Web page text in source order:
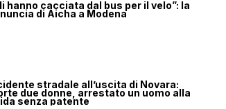
hanno cacciata dal bus per il velo”: la
di Aicha a Modena
stradale all’uscita di Novara:
due donne, arrestato un uomo alla
senza patente